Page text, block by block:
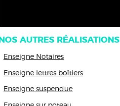
NOS AUTRES RÉALISATIONS
Enseigne Notaires
Enseigne lettres boîtiers
Enseigne suspendue